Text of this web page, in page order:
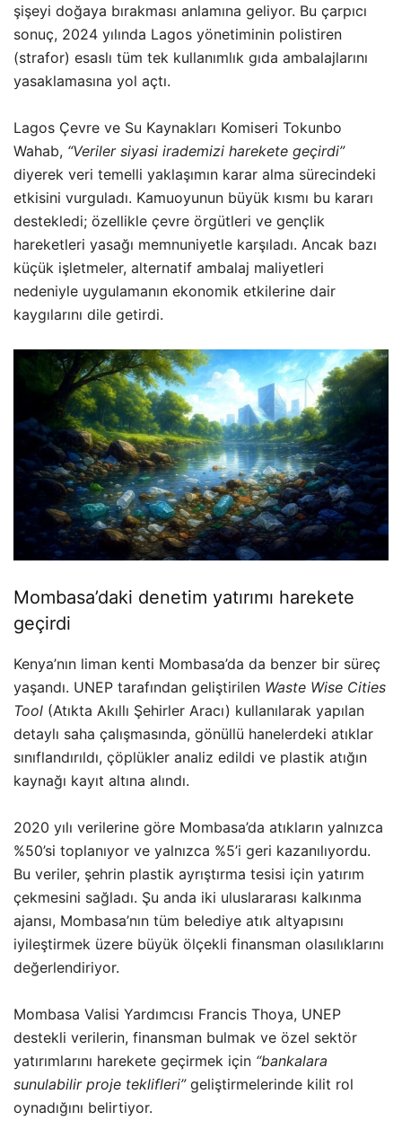
şişeyi doğaya bırakması anlamına geliyor. Bu çarpıcı
sonuç, 2024 yılında Lagos yönetiminin polistiren
(strafor) esaslı tüm tek kullanımlık gıda ambalajlarını
yasaklamasına yol açtı.
Lagos Çevre ve Su Kaynakları Komiseri Tokunbo
Wahab, “Veriler siyasi irademizi harekete geçirdi”
diyerek veri temelli yaklaşımın karar alma sürecindeki
etkisini vurguladı. Kamuoyunun büyük kısmı bu kararı
destekledi; özellikle çevre örgütleri ve gençlik
hareketleri yasağı memnuniyetle karşıladı. Ancak bazı
küçük işletmeler, alternatif ambalaj maliyetleri
nedeniyle uygulamanın ekonomik etkilerine dair
kaygılarını dile getirdi.
Mombasa’daki denetim yatırımı harekete
geçirdi
Kenya’nın liman kenti Mombasa’da da benzer bir süreç
yaşandı. UNEP tarafından geliştirilen Waste Wise Cities
Tool (Atıkta Akıllı Şehirler Aracı) kullanılarak yapılan
detaylı saha çalışmasında, gönüllü hanelerdeki atıklar
sınıflandırıldı, çöplükler analiz edildi ve plastik atığın
kaynağı kayıt altına alındı.
2020 yılı verilerine göre Mombasa’da atıkların yalnızca
%50’si toplanıyor ve yalnızca %5’i geri kazanılıyordu.
Bu veriler, şehrin plastik ayrıştırma tesisi için yatırım
çekmesini sağladı. Şu anda iki uluslararası kalkınma
ajansı, Mombasa’nın tüm belediye atık altyapısını
iyileştirmek üzere büyük ölçekli finansman olasılıklarını
değerlendiriyor.
Mombasa Valisi Yardımcısı Francis Thoya, UNEP
destekli verilerin, finansman bulmak ve özel sektör
yatırımlarını harekete geçirmek için “bankalara
sunulabilir proje teklifleri”geliştirmelerinde kilit rol
oynadığını belirtiyor.